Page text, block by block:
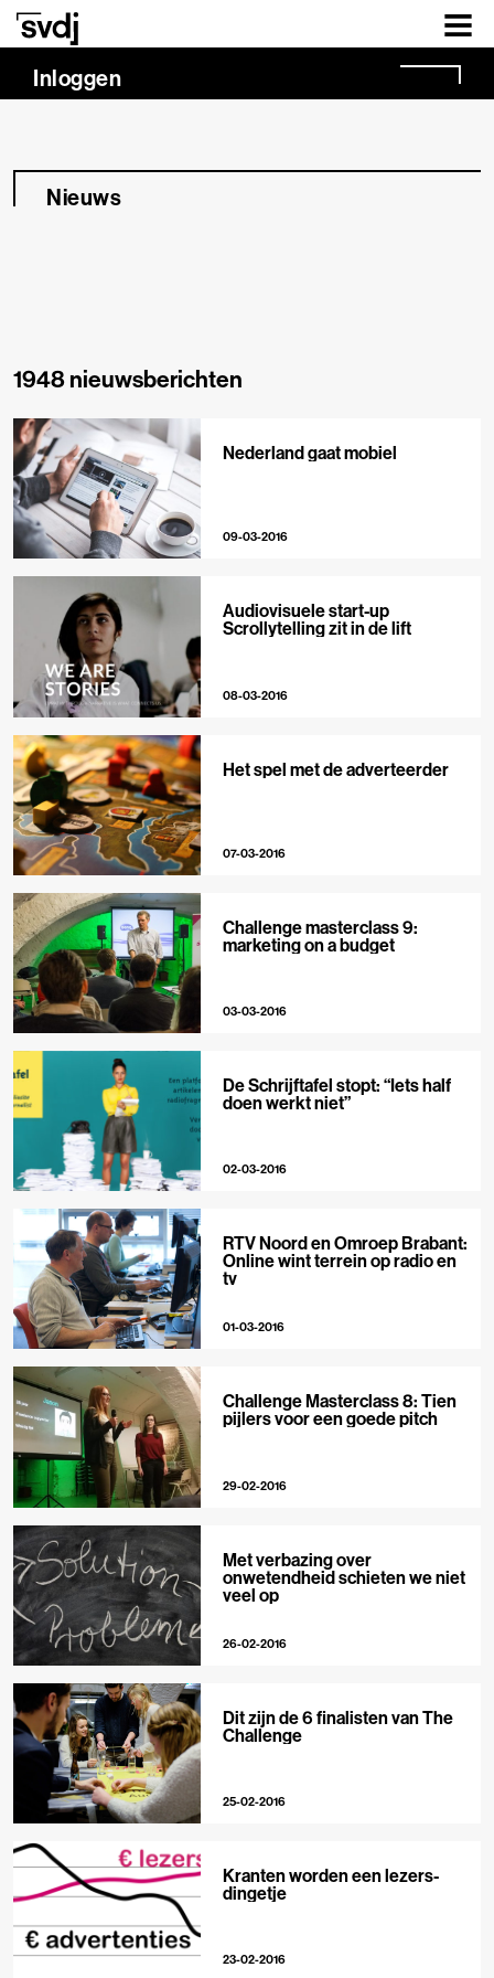
Naar hoofdinhoud
Inloggen
Nieuws
1948 nieuwsberichten
Nederland gaat mobiel
09-03-2016
Audiovisuele start-up
Scrollytelling zit in de lift
08-03-2016
Het spel met de adverteerder
07-03-2016
Challenge masterclass 9:
marketing on a budget
03-03-2016
De Schrijftafel stopt: “Iets half
doen werkt niet”
02-03-2016
RTV Noord en Omroep Brabant:
Online wint terrein op radio en
tv
01-03-2016
Challenge Masterclass 8: Tien
pijlers voor een goede pitch
29-02-2016
Met verbazing over
onwetendheid schieten we niet
veel op
26-02-2016
Dit zijn de 6 finalisten van The
Challenge
25-02-2016
Kranten worden een lezers-
dingetje
23-02-2016